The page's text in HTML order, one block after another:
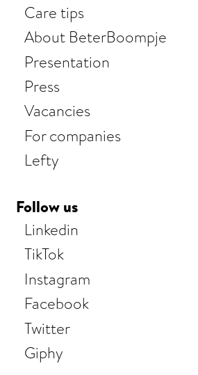
Care tips
About BeterBoompje
Presentation
Press
Vacancies
For companies
Lefty
Follow us
Linkedin
TikTok
Instagram
Facebook
Twitter
Giphy